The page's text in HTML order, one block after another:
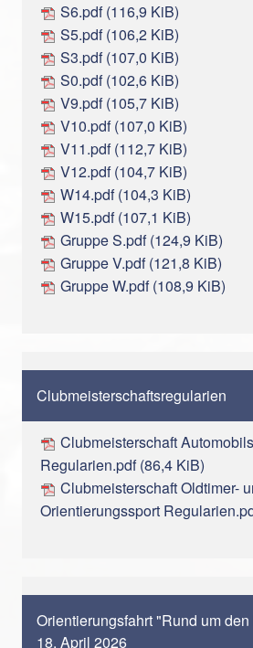
S6.pdf(116,9 KiB)
S5.pdf(106,2 KiB)
S3.pdf(107,0 KiB)
S0.pdf(102,6 KiB)
V9.pdf(105,7 KiB)
V10.pdf(107,0 KiB)
V11.pdf(112,7 KiB)
V12.pdf(104,7 KiB)
W14.pdf(104,3 KiB)
W15.pdf(107,1 KiB)
Gruppe S.pdf(124,9 KiB)
Gruppe V.pdf(121,8 KiB)
Gruppe W.pdf(108,9 KiB)
Clubmeisterschaftsregularien
Clubmeisterschaft
Regularien.pdf(86,4 KiB)
Clubmeisterschaft Oldtimer-
Orientierungssport
Orientierungsfahrt "Rund um
18. April 2026